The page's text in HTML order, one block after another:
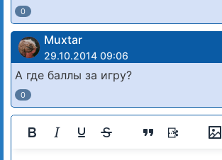
0
Muxtar
29.10.2014 09:06
А где баллы за игру?
0